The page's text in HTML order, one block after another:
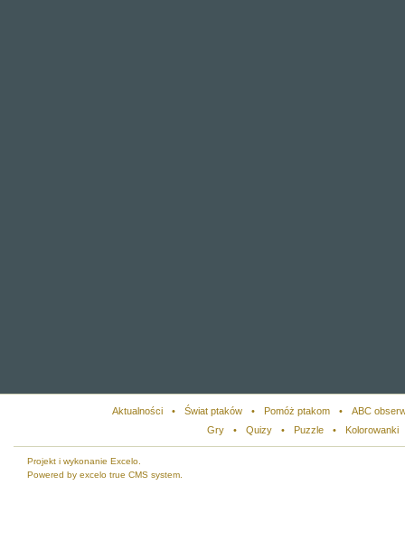
Aktualności • Świat ptaków • Pomóż ptakom •
ABC
Gry
• Quizy • Puzzle • Kolorowanki
Projekt i wykonanie Excelo.
Powered by excelo true CMS system.